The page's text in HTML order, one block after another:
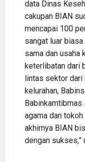
data Dinas
cakupan BIAN
mencapai 100
sangat luar
sama dan usaha
keterlibatan dari
lintas sektor dari
kelurahan,
Babinkamtibmas
agama dan
akhirnya BIAN
dengan sukses,”